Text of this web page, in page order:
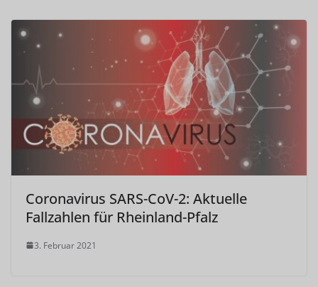
Coronavirus SARS-CoV-2: Aktuelle
Fallzahlen für Rheinland-Pfalz
3. Februar 2021